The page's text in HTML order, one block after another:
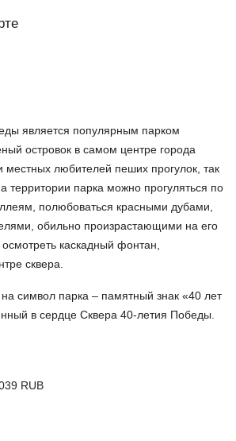
является популярным парком
островок в самом центре города
местных любителей пеших прогулок, так
территории парка можно прогуляться по
полюбоваться красными дубами,
обильно произрастающими на его
каскадный фонтан,
сквера.
символ парка – памятный знак «40 лет
в сердце Сквера 40-летия Победы.
RUB